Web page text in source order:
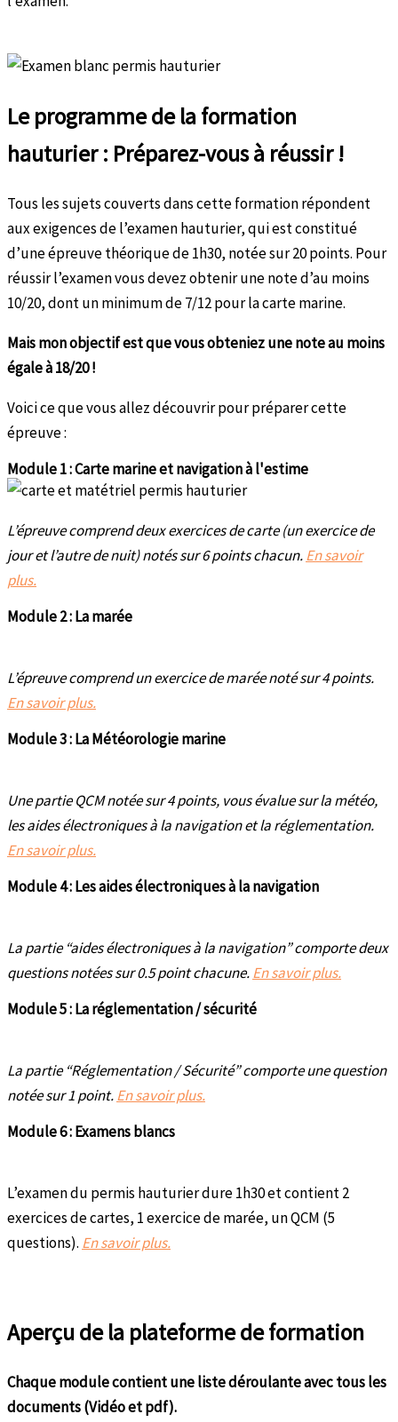
Le programme de la formation
hauturier : Préparez-vous à réussir !
Tous les sujets couverts dans cette formation répondent
aux exigences de l’examen hauturier, qui est constitué
d’une épreuve théorique de 1h30, notée sur 20 points. Pour
réussir l’examen vous devez obtenir une note d’au moins
10/20, dont un minimum de 7/12 pour la carte marine.
Mais mon objectif est que vous obteniez une note au moins
égale à 18/20 !
Voici ce que vous allez découvrir pour préparer cette
épreuve :
Module 1 : Carte marine et navigation à l'estime
L’épreuve comprend deux exercices de carte (un exercice de
jour et l’autre de nuit) notés sur 6 points chacun.En savoir
plus.
Module 2 : La marée
L’épreuve comprend un exercice de marée noté sur 4 points.
En savoir plus.
Module 3 : La Météorologie marine
Une partie QCM notée sur 4 points, vous évalue sur la météo,
les aides électroniques à la navigation et la réglementation.
En savoir plus.
Module 4 : Les aides électroniques à la navigation
La partie “aides électroniques à la navigation” comporte deux
questions notées sur 0.5 point chacune.En savoir plus.
Module 5 : La réglementation / sécurité
La partie “Réglementation / Sécurité” comporte une question
notée sur 1 point.En savoir plus.
Module 6 : Examens blancs
L’examen du permis hauturier dure 1h30 et contient 2
exercices de cartes, 1 exercice de marée, un QCM (5
questions). En savoir plus.
Aperçu de la plateforme de formation
Chaque module contient une liste déroulante avec tous les
documents (Vidéo et pdf).